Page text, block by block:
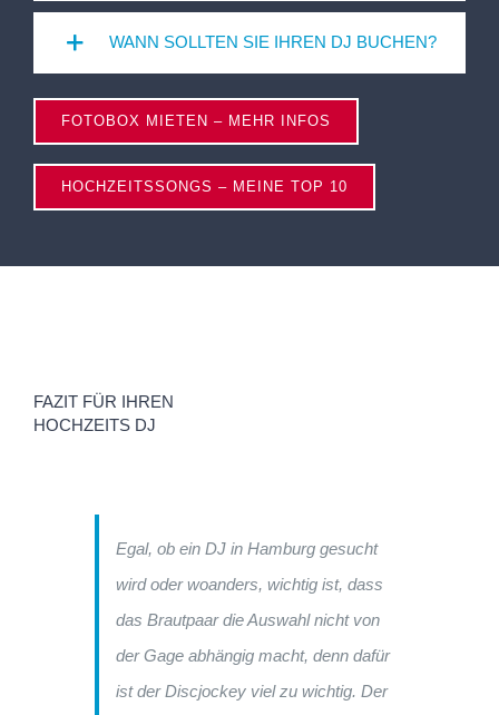
WANN SOLLTEN SIE IHREN DJ BUCHEN?
FOTOBOX MIETEN – MEHR INFOS
HOCHZEITSSONGS – MEINE TOP 10
FAZIT FÜR IHREN
HOCHZEITS DJ
Egal, ob ein DJ in Hamburg gesucht
wird oder woanders, wichtig ist, dass
das Brautpaar die Auswahl nicht von
der Gage abhängig macht, denn dafür
ist der Discjockey viel zu wichtig. Der